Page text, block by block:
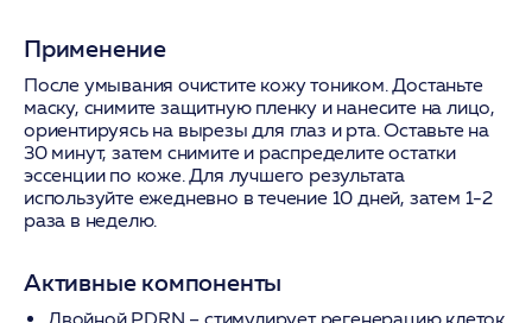
Применение
После умывания очистите кожу тоником. Достаньте
маску, снимите защитную пленку и нанесите на лицо,
ориентируясь на вырезы для глаз и рта. Оставьте на
30 минут, затем снимите и распределите остатки
эссенции по коже. Для лучшего результата
используйте ежедневно в течение 10 дней, затем 1-2
раза в неделю.
Активные компоненты